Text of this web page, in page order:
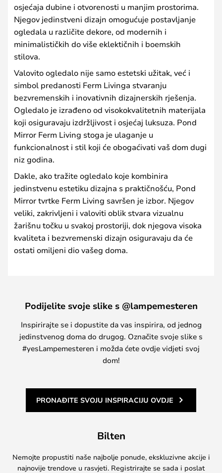
osjećaja dubine i otvorenosti u manjim prostorima.
Njegov jedinstveni dizajn omogućuje postavljanje
ogledala u različite dekore, od modernih i
minimalističkih do više eklektičnih i boemskih
stilova.
Valovito ogledalo nije samo estetski užitak, već i
simbol predanosti Ferm Livinga stvaranju
bezvremenskih i inovativnih dizajnerskih rješenja.
Ogledalo je izrađeno od visokokvalitetnih materijala
koji osiguravaju izdržljivost i osjećaj luksuza. Pond
Mirror Ferm Living stoga je ulaganje u
funkcionalnost i stil koji će obogaćivati vaš dom dugi
niz godina.
Dakle, ako tražite ogledalo koje kombinira
jedinstvenu estetiku dizajna s praktičnošću, Pond
Mirror tvrtke Ferm Living savršen je izbor. Njegov
veliki, zakrivljeni i valoviti oblik stvara vizualnu
žarišnu točku u svakoj prostoriji, dok njegova visoka
kvaliteta i bezvremenski dizajn osiguravaju da će
ostati omiljeni dio vašeg doma.
Podijelite svoje slike s @lampemesteren
Inspirirajte se i dopustite da vas inspirira, od jednog
jedinstvenog doma do drugog. Označite svoje slike s
#yesLampemesteren i možda ćete ovdje vidjeti svoj
dom!
PRONAĐITE SVOJU INSPIRACIJU OVDJE
Bilten
Nemojte propustiti naše najbolje ponude, ekskluzivne akcije i
najnovije trendove u rasvjeti. Registrirajte se sada i poslat